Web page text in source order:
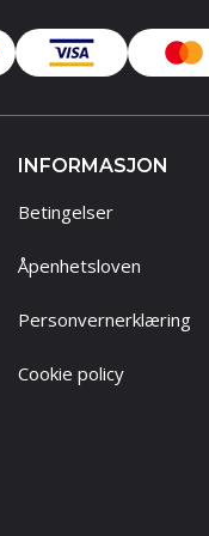
INFORMASJON
Betingelser
Åpenhetsloven
Personvernerklæring
Cookie policy